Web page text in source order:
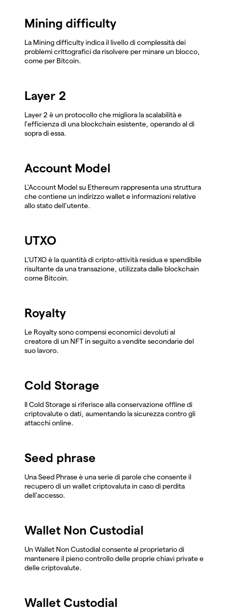
Mining difficulty
La Mining difficulty indica il livello di complessità dei
problemi crittografici da risolvere per minare un blocco,
come per Bitcoin.
Layer 2
Layer 2 è un protocollo che migliora la scalabilità e
l'efficienza di una blockchain esistente, operando al di
sopra di essa.
Account Model
L'Account Model su Ethereum rappresenta una struttura
che contiene un indirizzo wallet e informazioni relative
allo stato dell'utente.
UTXO
L'UTXO è la quantità di cripto-attività residua e spendibile
risultante da una transazione, utilizzata dalle blockchain
come Bitcoin.
Royalty
Le Royalty sono compensi economici devoluti al
creatore di un NFT in seguito a vendite secondarie del
suo lavoro.
Cold Storage
Il Cold Storage si riferisce alla conservazione offline di
criptovalute o dati, aumentando la sicurezza contro gli
attacchi online.
Seed phrase
Una Seed Phrase è una serie di parole che consente il
recupero di un wallet criptovaluta in caso di perdita
dell'accesso.
Wallet Non Custodial
Un Wallet Non Custodial consente al proprietario di
mantenere il pieno controllo delle proprie chiavi private e
delle criptovalute.
Wallet Custodial